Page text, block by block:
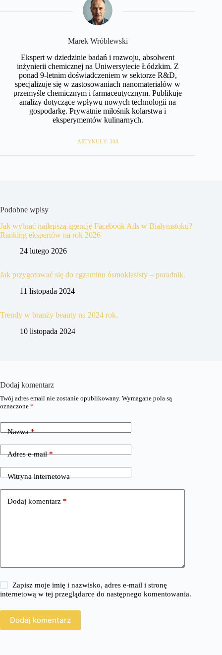
Marek Wróblewski
Ekspert w dziedzinie badań i rozwoju, absolwent
inżynierii chemicznej na Uniwersytecie Łódzkim. Z
ponad 9-letnim doświadczeniem w sektorze R&D,
specjalizuje się w zastosowaniach nanomateriałów w
przemyśle chemicznym i farmaceutycznym. Publikuje
analizy dotyczące wpływu nowych technologii na
gospodarkę. Prywatnie miłośnik kolarstwa i
eksperymentów kulinarnych.
ARTYKUŁY: 308
Podobne wpisy
Jak wybrać najlepszą agencję Facebook Ads w Białymstoku?
Ranking ekspertów na rok 2026
24 lutego 2026
Jak przygotować się do egzaminu ósmoklasisty – poradnik.
11 listopada 2024
Trendy w branży beauty na 2024 rok.
10 listopada 2024
Dodaj komentarz
Twój adres email nie zostanie opublikowany. Wymagane pola są
oznaczone *
Nazwa*
Adres e-mail*
Witryna internetowa
Dodaj komentarz *
Zapisz moje imię i nazwisko, adres e-mail i stronę
internetową w tej przeglądarce do następnego komentowania.
Dodaj komentarz